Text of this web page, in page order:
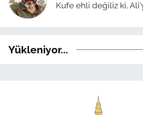
Kufe ehli değiliz ki,
Yükleniyor...